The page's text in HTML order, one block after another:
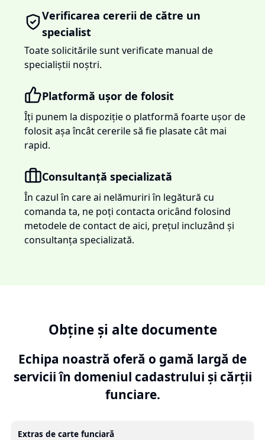
Verificarea cererii de către un
specialist
Toate solicitările sunt verificate manual de
specialiștii noștri.
Platformă ușor de folosit
Îți punem la dispoziție o platformă foarte ușor de
folosit așa încât cererile să fie plasate cât mai
rapid.
Consultanță specializată
În cazul în care ai nelămuriri în legătură cu
comanda ta, ne poți contacta oricând folosind
metodele de contact de aici, prețul incluzând și
consultanța specializată.
Obține și alte documente
Echipa noastră oferă o gamă largă de
servicii în domeniul cadastrului și cărții
funciare.
Extras de carte funciară